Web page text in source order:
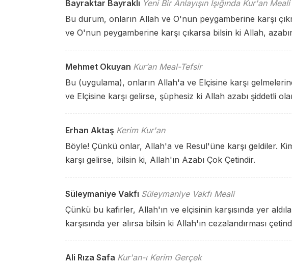
Bayraktar Bayraklı Yeni Bir Anlayışın Işığında Kur'an Meali
Bu durum, onların Allah ve O'nun peygamberine karşı
ve O'nun peygamberine karşı çıkarsa bilsin ki Allah,
Mehmet Okuyan Kur’an Meal-Tefsir
Bu (uygulama), onların Allah'a ve Elçisine karşı
ve Elçisine karşı gelirse, şüphesiz ki Allah azabı şiddetli
Erhan Aktaş Kerim Kur'an
Böyle! Çünkü onlar, Allah'a ve Resul'üne karşı geldiler.
karşı gelirse, bilsin ki, Allah'ın Azabı Çok Çetindir.
Süleymaniye Vakfı Süleymaniye Vakfı Meali
Çünkü bu kafirler, Allah'ın ve elçisinin karşısında yer
karşısında yer alırsa bilsin ki Allah'ın cezalandırması
Ali Rıza Safa Kur'an-ı Kerim Gerçek